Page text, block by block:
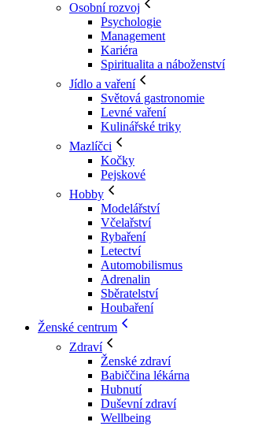
Osobní rozvoj
Psychologie
Management
Kariéra
Spiritualita a náboženství
Jídlo a vaření
Světová gastronomie
Levné vaření
Kulinářské triky
Mazlíčci
Kočky
Pejskové
Hobby
Modelářství
Včelařství
Rybaření
Letectví
Automobilismus
Adrenalin
Sběratelství
Houbaření
Ženské centrum
Zdraví
Ženské zdraví
Babiččina lékárna
Hubnutí
Duševní zdraví
Wellbeing